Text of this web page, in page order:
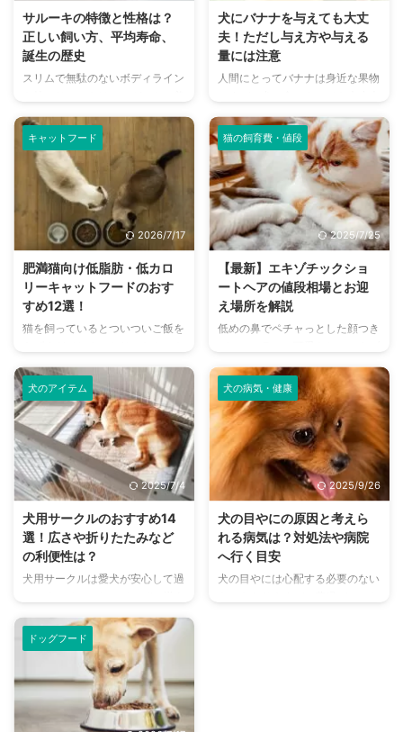
でしょう。 こちらの記事ではり
んごの適切な与え方や量、与える
際の注意点について解説していま
す。 犬が食べられるフルーツ
取り上げていますので、ぜひ参考
に ...
方、実際にお迎えしたときの費用
例などについて詳しく解説してい
ます。 秋田犬のお迎えを検討し
ている方や、秋田犬に興味をお持
ちの方はぜひ参考にしてください
均相場は10万円～40万円ほ ...
サルーキの特徴と性格は？
正しい飼い方、平均寿命、
誕生の歴史
スリムで無駄のないボディライン
しい大型犬です。 走ることに特
化したフォルムは機能性に長けて
おり、全犬種の中で一二の俊足を
誇ります。 飼い方にコツが必要
ですが、知能が高いのでしつけを
しっかりすれば、家庭用のペット
として飼育することも十分可能。
こちらの記事ではサルーキの特徴
います。 大型犬に興味のある方
や、愛犬と過ごす時間を大切にし
たいと考えている方はぜひ参考に
してくださいね。 この記事の結
犬種の中でトップクラスの運動 ...
犬にバナナを与えても大丈
夫！ただし与え方や与える
量には注意
人間にとってバナナは身近な果物
なのでしょうか？ 結論から言え
ば、バナナは犬にとっても栄養価
が高く、美味しく食べられる果物
です。 バナナは細かく切った
り、焼いて調理しても良い食材な
ので、愛犬と一緒におやつ感覚で
食べられます。 犬は飼い主の食
べ物に興味を示すことも多いの
すよね。 この記事では犬にバナ
ナを与えるときの、与え方や最適
な量、注意点などを解説していま
す。 バナナを使ったおすすめレ
味のある方はぜひ参考にしてくだ
さい ...
キャットフード
2026/7/17
肥満猫向け低脂肪・低カロ
リーキャットフードのおす
すめ12選！
猫を飼っているとついついご飯を
頻繁に与えてしまったりしますよ
ね。 愛猫がご飯をおねだりする
姿はとても可愛いものですが、肥
満になってしまうと病気のリスク
が高まります。 適正な体重に維
持してあげるのも飼い主としての
大事な役割。少し肥満気味の猫
や、室内飼いで運動不足になって
ットフードを上手に利用すること
が肥満解消に繋がります。 猫の
肥満のチェックの仕方や、フード
の選び方も解説していますので、
の記事の結論 低脂肪・低カロリ
ー ...
猫の飼育費・値段
2025/7/25
【最新】エキゾチックショ
ートヘアの値段相場とお迎
え場所を解説
低めの鼻でペチャっとした顔つき
チックショートヘア。大人しめで
人懐っこい性格なため、初めて猫
を飼う人でもお迎えしやすい猫種
として人気です。 甘えん坊な子
が多く、猫にしては珍しく、抱っ
こされるのを嫌がらない子が多い
のも特徴。短い手足と丸いフォル
ムで甘えてくる姿に魅了されてし
の記事ではエキゾチックショート
ヘアの値段の相場や、おすすめの
お迎え場所をご紹介しています。
猫のお迎えを検討している方や、
犬のアイテム
2025/7/4
犬用サークルのおすすめ14
選！広さや折りたたみなど
の利便性は？
犬用サークルは愛犬が安心して過
ておいて欲しいアイテムです。
サークルの設置は愛犬がリラック
スして過ごせるだけでなく、お留
守番のときの誤飲など、事故やイ
タズラを未然に防ぐことにも繋が
ります。 選ぶときの広さの目安
や、折りたたみ式などの機能的な
犬の病気・健康
2025/9/26
犬の目やにの原因と考えら
れる病気は？対処法や病院
へ行く目安
犬の目やには心配する必要のない
ドッグフード